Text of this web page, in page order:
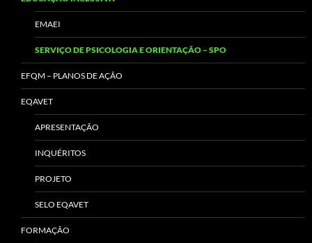
EMAEI
SERVIÇO DE PSICOLOGIA E ORIENTAÇÃO – SPO
EFQM – PLANOS DE AÇÃO
EQAVET
APRESENTAÇÃO
INQUÉRITOS
PROJETO
SELO EQAVET
FORMAÇÃO